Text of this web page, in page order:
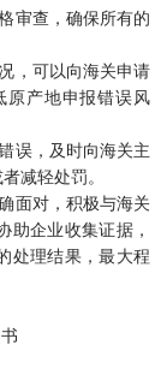
审查，确保所有的
，可以向海关申请
原产地申报错误风
误，及时向海关主
减轻处罚。
面对，积极与海关
助企业收集证据，
处理结果，最大程